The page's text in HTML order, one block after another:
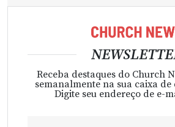
Receba destaques do Church
semanalmente na sua caixa
Digite seu endereço de e-